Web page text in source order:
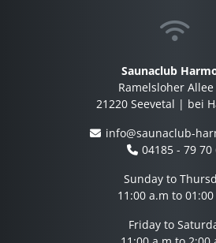
Saunaclub
Ramelsloher Allee
21220 Seevetal | bei
info@saunaclub-
04185 - 79 70
Sunday to
11:00 a.m to
Friday to